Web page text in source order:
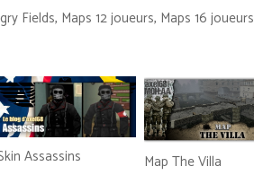
Fields, Maps 12 joueurs, Maps 16 joueurs
Assassins Map The Villa